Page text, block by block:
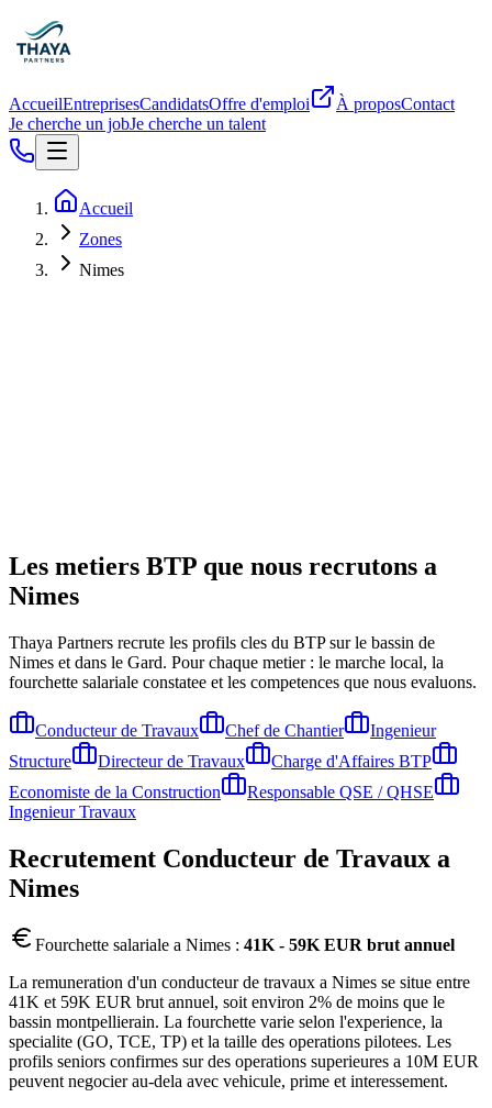
AccueilEntreprisesCandidatsOffre d'emploi À proposContact
Je cherche un jobJe cherche un talent
Accueil
Zones
Nimes
Les metiers BTP que nous recrutons a
Nimes
Thaya Partners recrute les profils cles du BTP sur le bassin de
Nimes et dans le Gard. Pour chaque metier : le marche local, la
fourchette salariale constatee et les competences que nous evaluons.
Conducteur de Travaux Chef de Chantier
Ingenieur
Structure
Directeur de Travaux
Charge d'Affaires BTP
Economiste de la Construction
Responsable QSE / QHSE
Ingenieur Travaux
Recrutement Conducteur de Travaux a
Nimes
Fourchette salariale a Nimes : 41K - 59K EUR brut annuel
La remuneration d'un conducteur de travaux a Nimes se situe entre
41K et 59K EUR brut annuel, soit environ 2% de moins que le
bassin montpellierain. La fourchette varie selon l'experience, la
specialite (GO, TCE, TP) et la taille des operations pilotees. Les
profils seniors confirmes sur des operations superieures a 10M EUR
peuvent negocier au-dela avec vehicule, prime et interessement.